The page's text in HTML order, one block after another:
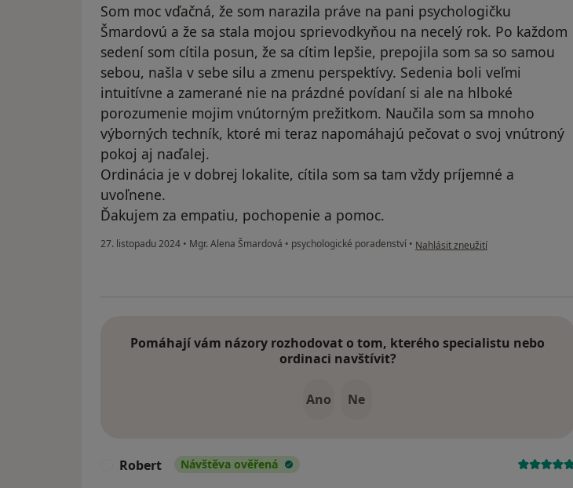
Som moc vďačná, že som narazila práve na pani psychologičku
Šmardovú a že sa stala mojou sprievodkyňou na necelý rok. Po každom
sedení som cítila posun, že sa cítim lepšie, prepojila som sa so samou
sebou, našla v sebe silu a zmenu perspektívy. Sedenia boli veľmi
intuitívne a zamerané nie na prázdné povídaní si ale na hlboké
porozumenie mojim vnútorným prežitkom. Naučila som sa mnoho
výborných techník, ktoré mi teraz napomáhajú pečovat o svoj vnútroný
pokoj aj naďalej.
Ordinácia je v dobrej lokalite, cítila som sa tam vždy príjemné a
uvoľnene.
Ďakujem za empatiu, pochopenie a pomoc.
27. listopadu 2024 • Mgr. Alena Šmardová • psychologické poradenství • podle názoru uživatele Natalia
Nahlásit zneužití
Pomáhají vám názory rozhodovat o tom, kterého specialistu nebo
ordinaci navštívit?
Ano Ne
Robert Návštěva ověřená